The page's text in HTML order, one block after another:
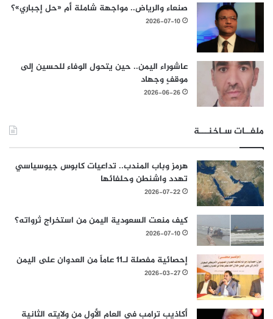
صنعاء والرياض.. مواجهة شاملة أم «حل إجباري»؟
2026-07-10
عاشوراء اليمن.. حين يتحول الوفاء للحسين إلى
موقفٍ وجهاد
2026-06-26
ملفــات سـاخنـــة
هرمز وباب المندب.. تداعيات كابوس جيوسياسي
تهدد واشنطن وحلفائها
2026-07-22
كيف منعت السعودية اليمن من استخراج ثرواته؟
2026-07-10
إحصائية مفصلة لـ11 عاماً من العدوان على اليمن
2026-03-27
أكاذيب ترامب في العام الأول من ولايته الثانية